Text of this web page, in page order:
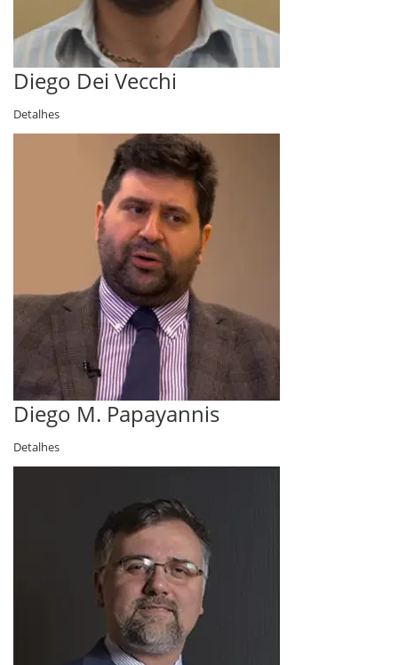
Diego Dei Vecchi
Detalhes
Diego M. Papayannis
Detalhes